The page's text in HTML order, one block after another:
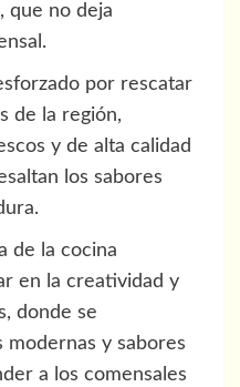
que no deja
por rescatar
de la región,
y de alta calidad
los sabores
de la cocina
en la creatividad y
donde se
y sabores
a los comensales